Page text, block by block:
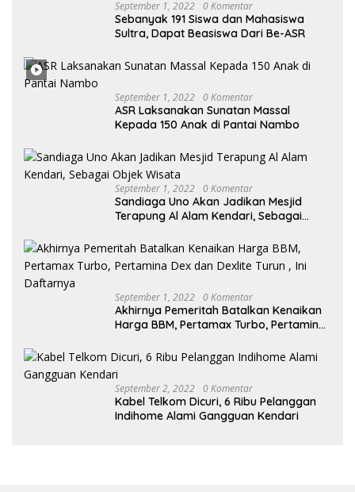
September 1, 2022 0 Komentar
Sebanyak 191 Siswa dan Mahasiswa
Sultra, Dapat Beasiswa Dari Be-ASR
September 1, 2022 0 Komentar
ASR Laksanakan Sunatan Massal
Kepada 150 Anak di Pantai Nambo
September 1, 2022 0 Komentar
Sandiaga Uno Akan Jadikan Mesjid
Terapung Al Alam Kendari, Sebagai
September 1, 2022 0 Komentar
Akhirnya Pemeritah Batalkan Kenaikan
Harga BBM, Pertamax Turbo, Pertamina
September 2, 2022 0 Komentar
Kabel Telkom Dicuri, 6 Ribu Pelanggan
Indihome Alami Gangguan Kendari